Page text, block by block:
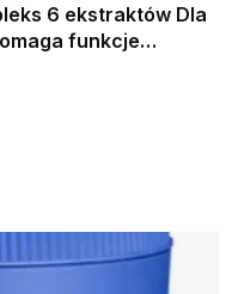
6 ekstraktów Dla
funkcje